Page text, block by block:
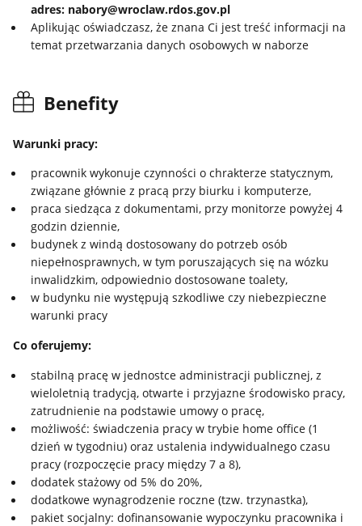
adres: nabory@wroclaw.rdos.gov.pl
Aplikując oświadczasz, że znana Ci jest treść informacji na
temat przetwarzania danych osobowych w naborze
Benefity
Warunki pracy:
pracownik wykonuje czynności o chrakterze statycznym,
związane głównie z pracą przy biurku i komputerze,
praca siedząca z dokumentami, przy monitorze powyżej 4
godzin dziennie,
budynek z windą dostosowany do potrzeb osób
niepełnosprawnych, w tym poruszających się na wózku
inwalidzkim, odpowiednio dostosowane toalety,
w budynku nie występują szkodliwe czy niebezpieczne
warunki pracy
Co oferujemy:
stabilną pracę w jednostce administracji publicznej, z
wieloletnią tradycją, otwarte i przyjazne środowisko pracy,
zatrudnienie na podstawie umowy o pracę,
możliwość: świadczenia pracy w trybie home office (1
dzień w tygodniu) oraz ustalenia indywidualnego czasu
pracy (rozpoczęcie pracy między 7 a 8),
dodatek stażowy od 5% do 20%,
dodatkowe wynagrodzenie roczne (tzw. trzynastka),
pakiet socjalny: dofinansowanie wypoczynku pracownika i